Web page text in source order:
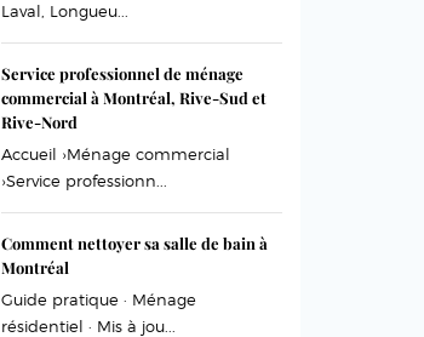
Laval, Longueu...
Service professionnel de ménage
commercial à Montréal, Rive-Sud et
Rive-Nord
Accueil ›Ménage commercial
›Service professionn...
Comment nettoyer sa salle de bain à
Montréal
Guide pratique · Ménage
résidentiel · Mis à jou...